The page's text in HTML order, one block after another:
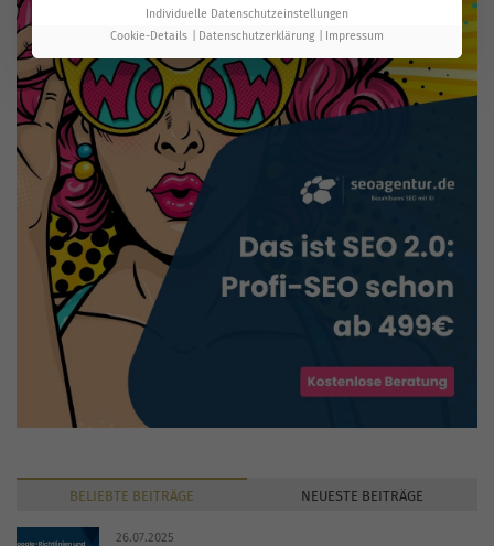
BELIEBTE BEITRÄGE NEUESTE BEITRÄGE
26.07.2025
Individuelle Datenschutzeinstellungen
Cookie-Details
Datenschutzerklärung Impressum